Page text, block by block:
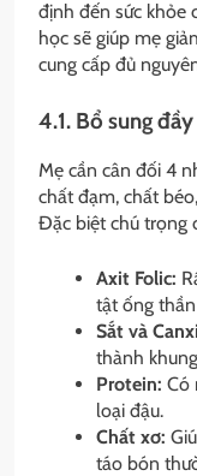
định đến sức khỏe
học sẽ giúp mẹ
cung cấp đủ
4.1. Bổ sung
Mẹ cần cân đối 4
chất đạm, chất
Đặc biệt chú trọng
Axit Folic:
tật ống
Sắt và
thành
Protein: Có
loại đậu.
Chất xơ:
táo bón